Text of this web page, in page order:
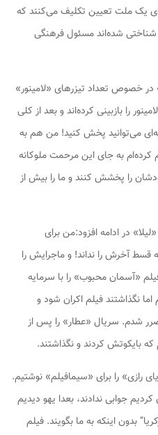
یک ملت تعیین تکلیف می‌کنند که
شده‌اند مسئول فرهنگی
خصوص تعداد تیزرهای «لامینور»
را بازبینی کرده‌اند و بعد از کلی
گفته‌اند تنها ۵ نوبت ۲۵ ثانیه‌ای می‌توانید پخش کنید! من هم به
کرده‌ام به جای این مرحمت ملوکانه
را پخشش کنند و ما را بیش از
در ادامه افزود:من برای
قسط آخرش را نداند! و ماجرایش را
«آسمان محبوب» را با سرمایه
نگذاشتند فیلم اکران شود و
شدم. سریال «عطار» را پس از
بایکوتش کردند و نگذاشتند.
رازی» را برای «سیمافیلم» نوشتیم.
جوابی ندادند، بعدا یهو دیدیم
بدون اینکه به ما بگویند. فیلم